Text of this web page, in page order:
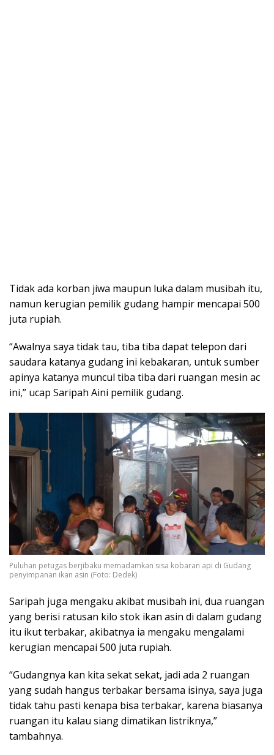
Tidak ada korban jiwa maupun luka dalam musibah itu,
namun kerugian pemilik gudang hampir mencapai 500
juta rupiah.
“Awalnya saya tidak tau, tiba tiba dapat telepon dari
saudara katanya gudang ini kebakaran, untuk sumber
apinya katanya muncul tiba tiba dari ruangan mesin ac
ini,” ucap Saripah Aini pemilik gudang.
Puluhan petugas berjibaku memadamkan sisa kobaran api di Gudang
penyimpanan ikan asin (Foto: Dedek)
Saripah juga mengaku akibat musibah ini, dua ruangan
yang berisi ratusan kilo stok ikan asin di dalam gudang
itu ikut terbakar, akibatnya ia mengaku mengalami
kerugian mencapai 500 juta rupiah.
“Gudangnya kan kita sekat sekat, jadi ada 2 ruangan
yang sudah hangus terbakar bersama isinya, saya juga
tidak tahu pasti kenapa bisa terbakar, karena biasanya
ruangan itu kalau siang dimatikan listriknya,”
tambahnya.